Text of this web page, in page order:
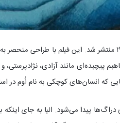
یک انیمیشن علمی تخیلی فرانسوی به کارگردانی رنه لالو است که
پیچیده‌ای مانند آزادی،
که انسان‌های کوچکی به نام اُوم
پیدا می‌شود. الیا به جای